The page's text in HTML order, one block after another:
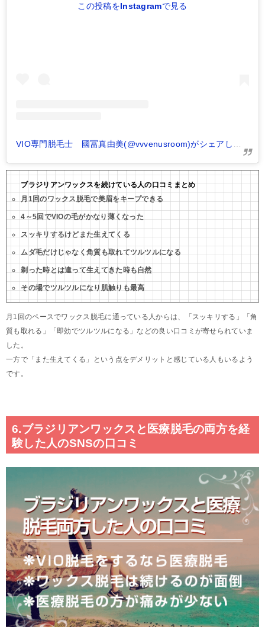
この投稿をInstagramで見る
ブラジリアンワックスを続けている人の口コミまとめ
月1回のワックス脱毛で美眉をキープできる
4～5回でVIOの毛がかなり薄くなった
スッキリするけどまた生えてくる
ムダ毛だけじゃなく角質も取れてツルツルになる
剃った時とは違って生えてきた時も自然
その場でツルツルになり肌触りも最高
月1回のペースでワックス脱毛に通っている人からは、「スッキリする」「角
質も取れる」「即効でツルツルになる」などの良い口コミが寄せられていま
した。
一方で「また生えてくる」という点をデメリットと感じている人もいるよう
です。
6.ブラジリアンワックスと医療脱毛の両方を経
験した人のSNSの口コミ